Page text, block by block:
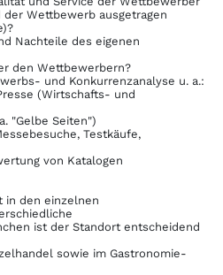
Wettbewerb ausgetragen
Nachteile des eigenen
den Wettbewerbern?
und Konkurrenzanalyse u. a.:
(Wirtschafts- und
"Gelbe Seiten")
Testkäufe,
von Katalogen
in den einzelnen
ist der Standort entscheidend
sowie im Gastronomie-